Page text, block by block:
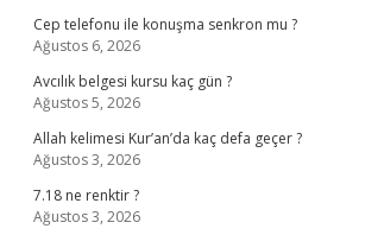
Cep telefonu ile konuşma senkron mu ?
Ağustos 6, 2026
Avcılık belgesi kursu kaç gün ?
Ağustos 5, 2026
Allah kelimesi Kur’an’da kaç defa geçer ?
Ağustos 3, 2026
7.18 ne renktir ?
Ağustos 3, 2026